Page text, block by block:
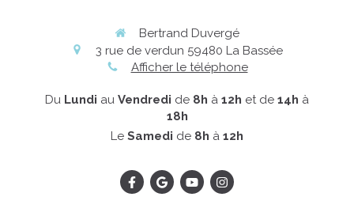
Bertrand Duvergé
3 rue de verdun 59480 La Bassée
Afficher le téléphone
Du Lundi au Vendredi de 8h à 12h et de 14h à
18h
Le Samedi de 8h à 12h